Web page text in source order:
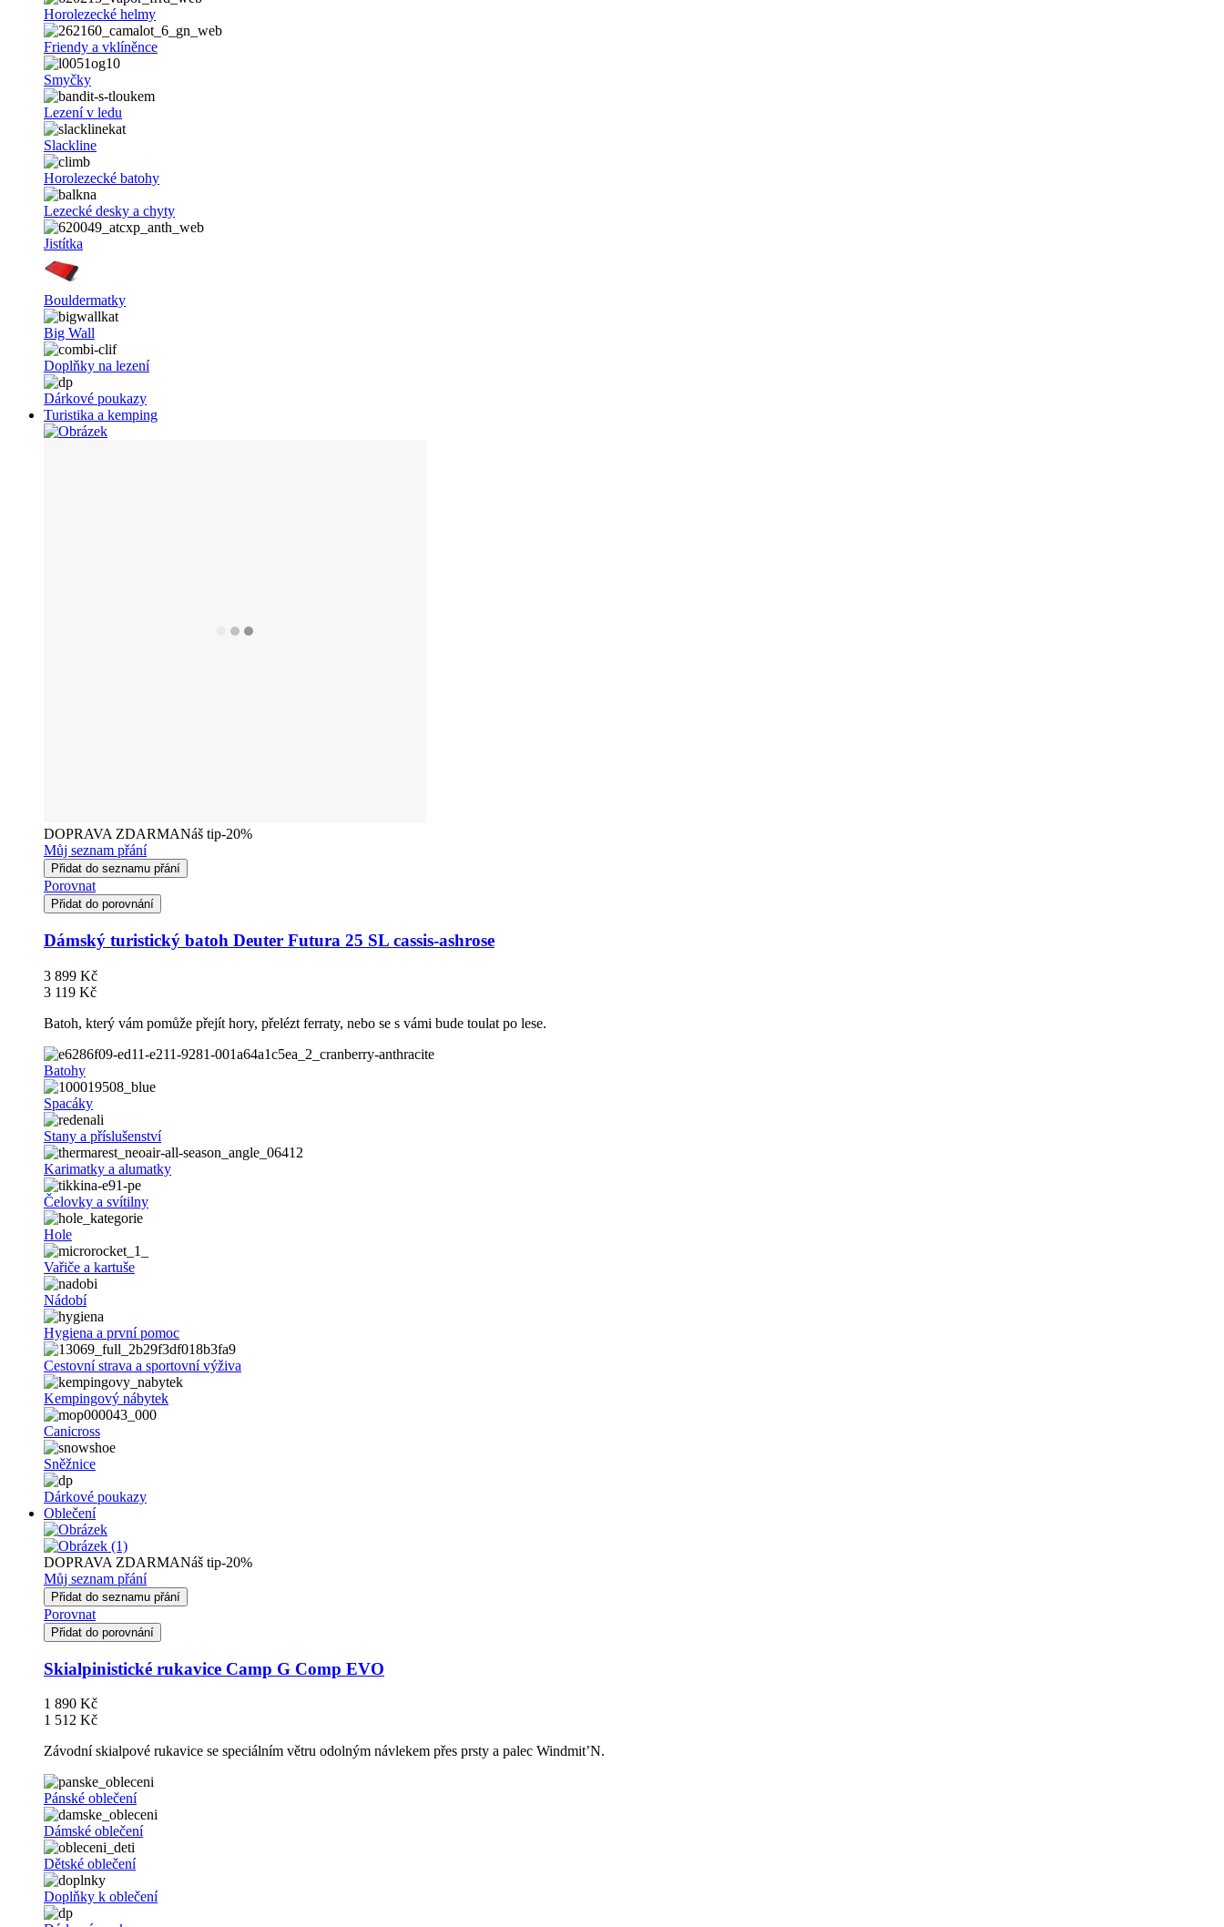
Horolezecké helmy
Friendy a vklíněnce
Smyčky
Lezení v ledu
Slackline
Horolezecké batohy
Lezecké desky a chyty
Jistítka
Bouldermatky
Big Wall
Doplňky na lezení
Dárkové poukazy
Turistika a kemping
DOPRAVA ZDARMANáš tip-20%
Můj seznam přání
Přidat do seznamu přání
Porovnat
Přidat do porovnání
Dámský turistický batoh Deuter Futura 25 SL cassis-ashrose
3 899 Kč
3 119 Kč
Batoh, který vám pomůže přejít hory, přelézt ferraty, nebo se s vámi bude toulat po lese.
Batohy
Spacáky
Stany a příslušenství
Karimatky a alumatky
Čelovky a svítilny
Hole
Vařiče a kartuše
Nádobí
Hygiena a první pomoc
Cestovní strava a sportovní výživa
Kempingový nábytek
Canicross
Sněžnice
Dárkové poukazy
Oblečení
DOPRAVA ZDARMANáš tip-20%
Můj seznam přání
Přidat do seznamu přání
Porovnat
Přidat do porovnání
Skialpinistické rukavice Camp G Comp EVO
1 890 Kč
1 512 Kč
Závodní skialpové rukavice se speciálním větru odolným návlekem přes prsty a palec Windmit’N.
Pánské oblečení
Dámské oblečení
Dětské oblečení
Doplňky k oblečení